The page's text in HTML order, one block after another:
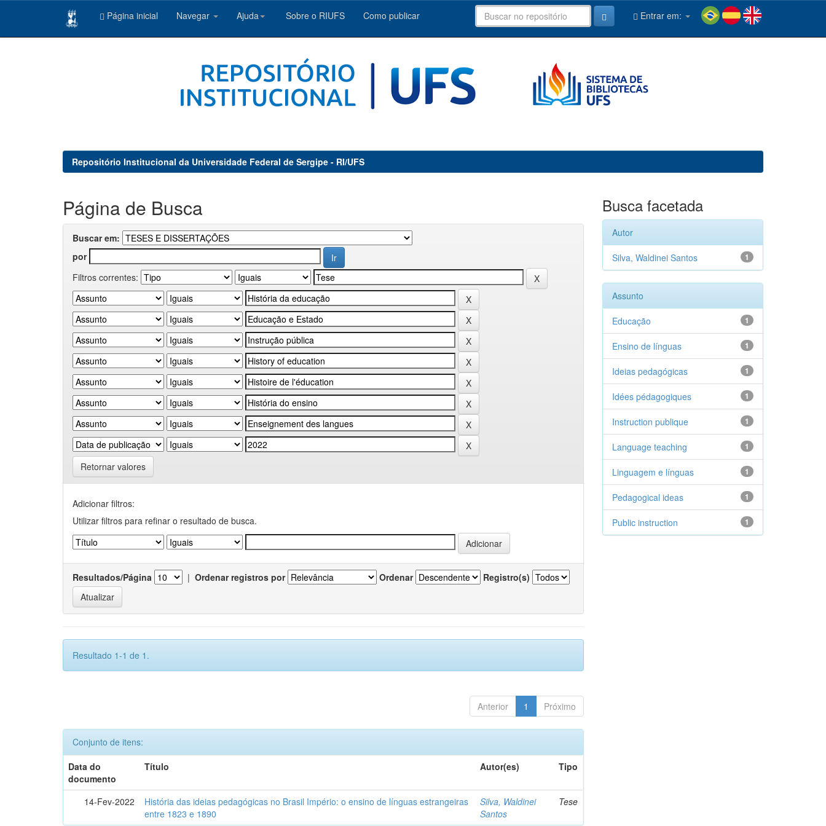
Página inicial Navegar Ajuda Sobre o RIUFS Como publicar Entrar em:
Repositório Institucional da Universidade Federal de Sergipe - RI/UFS
Página de Busca
Buscar em:
por
Filtros correntes:
Retornar valores
Adicionar filtros:
Utilizar filtros para refinar o resultado de busca.
Resultados/Página | Ordenar registros por Ordenar Registro(s)
Resultado 1-1 de 1.
Anterior 1 Próximo
Conjunto de itens:
Data do
documento
Título Autor(es) Tipo
14-Fev-2022
História das ideias pedagógicas no Brasil Império: o ensino de línguas estrangeiras
entre 1823 e 1890
Silva, Waldinei
Santos
Tese
Busca facetada
Autor
1
Silva, Waldinei Santos
Assunto
1
Educação
1
Ensino de línguas
1
Ideias pedagógicas
1
Idées pédagogiques
1
Instruction publique
1
Language teaching
1
Linguagem e línguas
1
Pedagogical ideas
1
Public instruction